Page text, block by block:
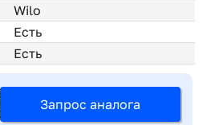
Wilo
Есть
Есть
Запрос аналога